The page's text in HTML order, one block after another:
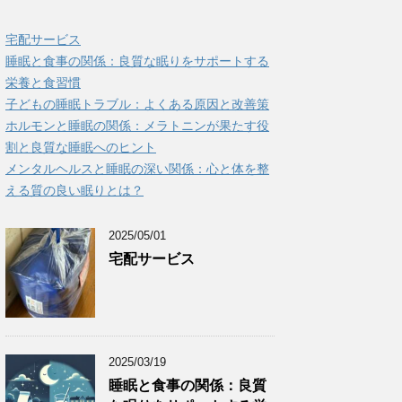
宅配サービス
睡眠と食事の関係：良質な眠りをサポートする
栄養と食習慣
子どもの睡眠トラブル：よくある原因と改善策
ホルモンと睡眠の関係：メラトニンが果たす役
割と良質な睡眠へのヒント
メンタルヘルスと睡眠の深い関係：心と体を整
える質の良い眠りとは？
2025/05/01
宅配サービス
2025/03/19
睡眠と食事の関係：良質